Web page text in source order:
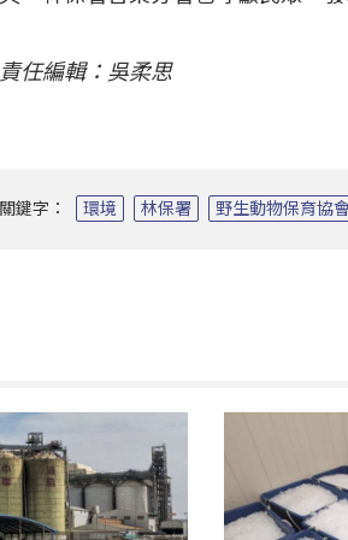
責任編輯：吳柔思
關鍵字： 環境 林保署 野生動物保育協